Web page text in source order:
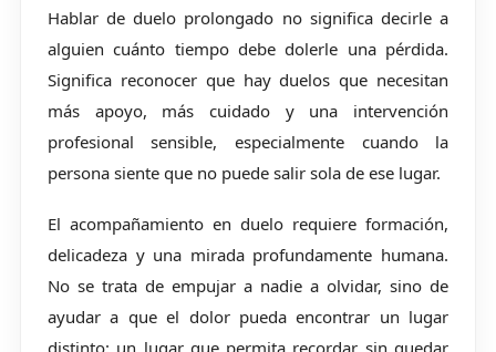
Hablar de duelo prolongado no significa decirle a
alguien cuánto tiempo debe dolerle una pérdida.
Significa reconocer que hay duelos que necesitan
más apoyo, más cuidado y una intervención
profesional sensible, especialmente cuando la
persona siente que no puede salir sola de ese lugar.
El acompañamiento en duelo requiere formación,
delicadeza y una mirada profundamente humana.
No se trata de empujar a nadie a olvidar, sino de
ayudar a que el dolor pueda encontrar un lugar
distinto: un lugar que permita recordar sin quedar